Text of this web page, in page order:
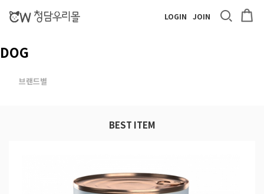
LOGIN JOIN
DOG
브랜드별
BEST ITEM